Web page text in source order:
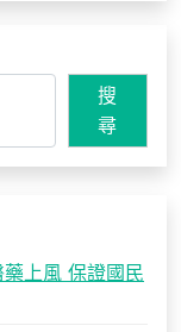
搜
尋
上風 保證國民